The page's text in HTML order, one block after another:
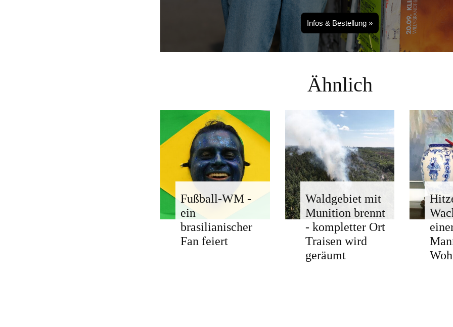
Infos & Bestellung »
Ähnlich
Fußball-WM -
ein
brasilianischer
Fan feiert
Waldgebiet mit
Munition brennt
- kompletter Ort
Traisen wird
geräumt